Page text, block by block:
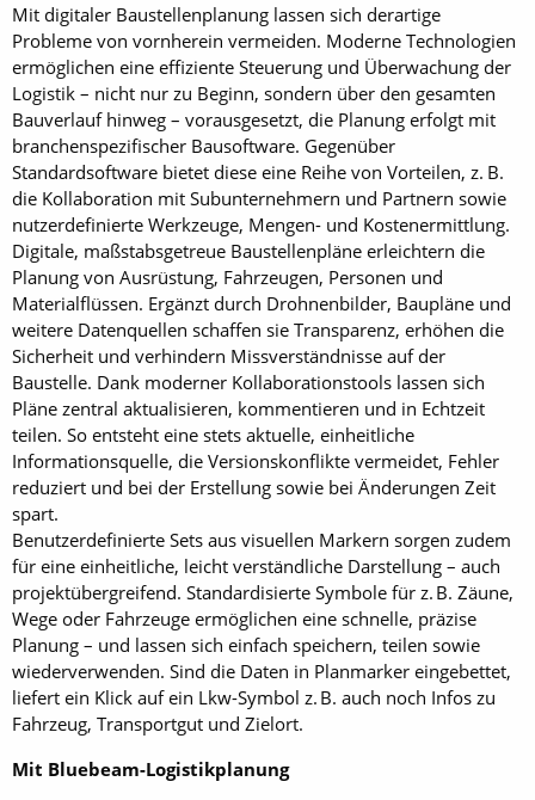
Mit digitaler Baustellenplanung lassen sich derartige
Probleme von vornherein vermeiden. Moderne Technologien
ermöglichen eine effiziente Steuerung und Überwachung der
Logistik – nicht nur zu Beginn, sondern über den gesamten
Bauverlauf hinweg – vorausgesetzt, die Planung erfolgt mit
branchenspezifischer Bausoftware. Gegenüber
Standardsoftware bietet diese eine Reihe von Vorteilen, z. B.
die Kollaboration mit Subunternehmern und Partnern sowie
nutzerdefinierte Werkzeuge, Mengen- und Kostenermittlung.
Digitale, maßstabsgetreue Baustellenpläne erleichtern die
Planung von Ausrüstung, Fahrzeugen, Personen und
Materialflüssen. Ergänzt durch Drohnenbilder, Baupläne und
weitere Datenquellen schaffen sie Transparenz, erhöhen die
Sicherheit und verhindern Missverständnisse auf der
Baustelle. Dank moderner Kollaborationstools lassen sich
Pläne zentral aktualisieren, kommentieren und in Echtzeit
teilen. So entsteht eine stets aktuelle, einheitliche
Informationsquelle, die Versionskonflikte vermeidet, Fehler
reduziert und bei der Erstellung sowie bei Änderungen Zeit
spart.
Benutzerdefinierte Sets aus visuellen Markern sorgen zudem
für eine einheitliche, leicht verständliche Darstellung – auch
projektübergreifend. Standardisierte Symbole für z. B. Zäune,
Wege oder Fahrzeuge ermöglichen eine schnelle, präzise
Planung – und lassen sich einfach speichern, teilen sowie
wiederverwenden. Sind die Daten in Planmarker eingebettet,
liefert ein Klick auf ein Lkw-Symbol z. B. auch noch Infos zu
Fahrzeug, Transportgut und Zielort.
Mit Bluebeam-Logistikplanung